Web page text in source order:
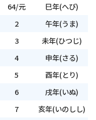
64/元 巳年(へび)
2 午年(うま)
3 未年(ひつじ)
4 申年(さる)
5 酉年(とり)
6 戌年(いぬ)
7 亥年(いのしし)